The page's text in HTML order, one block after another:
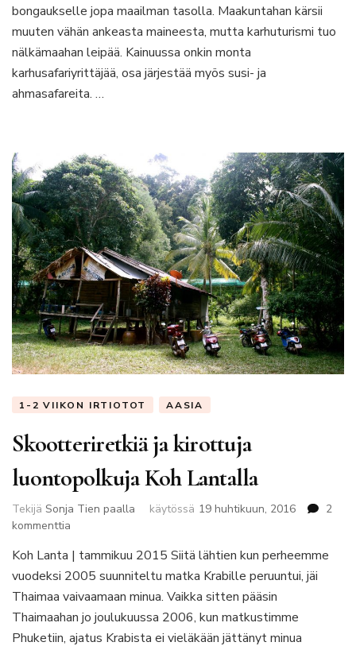
bongaukselle jopa maailman tasolla. Maakuntahan kärsii
muuten vähän ankeasta maineesta, mutta karhuturismi tuo
nälkämaahan leipää. Kainuussa onkin monta
karhusafariyrittäjää, osa järjestää myös susi- ja
ahmasafareita. …
1-2 VIIKON IRTIOTOT AASIA
Skootteriretkiä ja kirottuja
luontopolkuja Koh Lantalla
Tekijä Sonja Tien paalla käytössä 19 huhtikuun, 2016
2
kommenttia
ja
kirottuja
luontopolkuja
Lantalla
Koh Lanta | tammikuu 2015 Siitä lähtien kun perheemme
vuodeksi 2005 suunniteltu matka Krabille peruuntui, jäi
Thaimaa vaivaamaan minua. Vaikka sitten pääsin
Thaimaahan jo joulukuussa 2006, kun matkustimme
Phuketiin, ajatus Krabista ei vieläkään jättänyt minua